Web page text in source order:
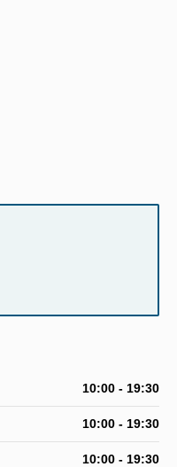
10:00 - 19:30
10:00 - 19:30
10:00 - 19:30